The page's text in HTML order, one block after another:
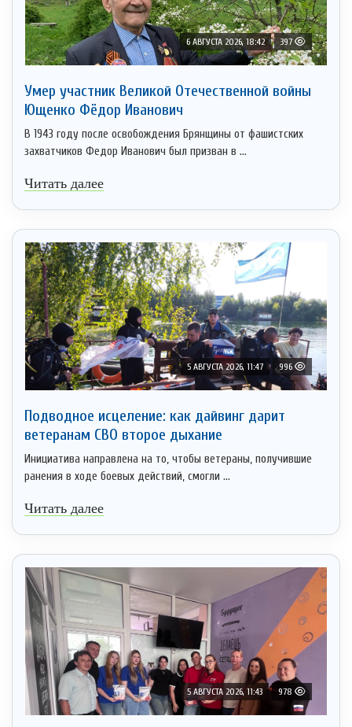
6 АВГУСТА 2026, 18:42 397
Умер участник Великой Отечественной войны
Ющенко Фёдор Иванович
В 1943 году после освобождения Брянщины от фашистских
захватчиков Федор Иванович был призван в ...
Читать далее
5 АВГУСТА 2026, 11:47 996
Подводное исцеление: как дайвинг дарит
ветеранам СВО второе дыхание
Инициатива направлена на то, чтобы ветераны, получившие
ранения в ходе боевых действий, смогли ...
Читать далее
5 АВГУСТА 2026, 11:43 978